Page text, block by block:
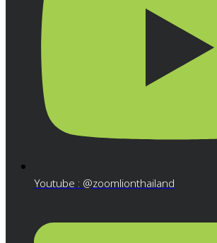
Youtube : @zoomlionthailand